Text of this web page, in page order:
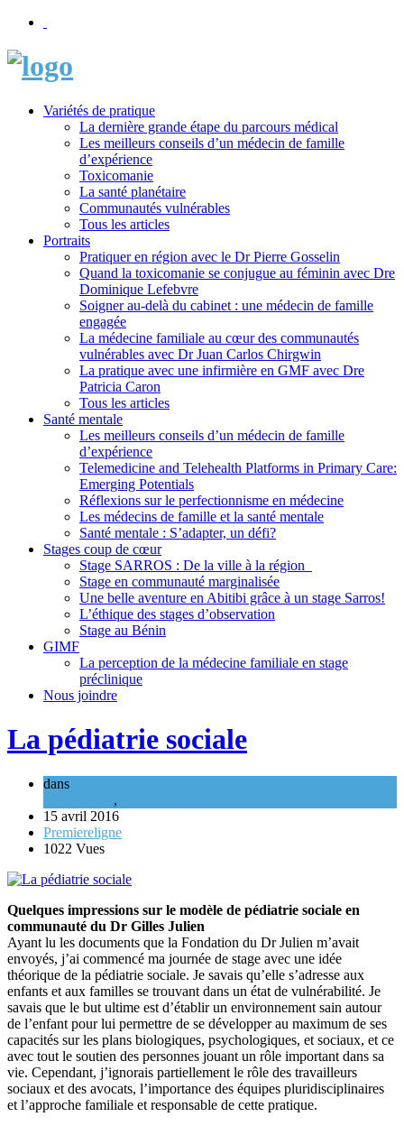
Variétés de pratique
La dernière grande étape du parcours médical
Les meilleurs conseils d’un médecin de famille
d’expérience
Toxicomanie
La santé planétaire
Communautés vulnérables
Tous les articles
Portraits
Pratiquer en région avec le Dr Pierre Gosselin
Quand la toxicomanie se conjugue au féminin avec Dre
Dominique Lefebvre
Soigner au-delà du cabinet : une médecin de famille
engagée
La médecine familiale au cœur des communautés
vulnérables avec Dr Juan Carlos Chirgwin
La pratique avec une infirmière en GMF avec Dre
Patricia Caron
Tous les articles
Santé mentale
Les meilleurs conseils d’un médecin de famille
d’expérience
Telemedicine and Telehealth Platforms in Primary Care:
Emerging Potentials
Réflexions sur le perfectionnisme en médecine
Les médecins de famille et la santé mentale
Santé mentale : S’adapter, un défi?
Stages coup de cœur
Stage SARROS : De la ville à la région
Stage en communauté marginalisée
Une belle aventure en Abitibi grâce à un stage Sarros!
L’éthique des stages d’observation
Stage au Bénin
GIMF
La perception de la médecine familiale en stage
préclinique
Nous joindre
La pédiatrie sociale
dans
,
15 avril 2016
Premiereligne
1022 Vues
Quelques impressions sur le modèle de pédiatrie sociale en
communauté du Dr Gilles Julien
Ayant lu les documents que la Fondation du Dr Julien m’avait
envoyés, j’ai commencé ma journée de stage avec une idée
théorique de la pédiatrie sociale. Je savais qu’elle s’adresse aux
enfants et aux familles se trouvant dans un état de vulnérabilité. Je
savais que le but ultime est d’établir un environnement sain autour
de l’enfant pour lui permettre de se développer au maximum de ses
capacités sur les plans biologiques, psychologiques, et sociaux, et ce
avec tout le soutien des personnes jouant un rôle important dans sa
vie. Cependant, j’ignorais partiellement le rôle des travailleurs
sociaux et des avocats, l’importance des équipes pluridisciplinaires
et l’approche familiale et responsable de cette pratique.